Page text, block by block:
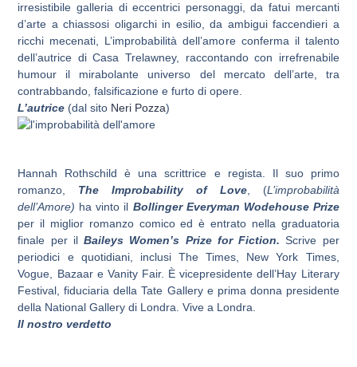
irresistibile galleria di eccentrici personaggi, da fatui mercanti
d’arte a chiassosi oligarchi in esilio, da ambigui faccendieri a
ricchi mecenati, L’improbabilità dell’amore conferma il talento
dell’autrice di Casa Trelawney, raccontando con irrefrenabile
humour il mirabolante universo del mercato dell’arte, tra
contrabbando, falsificazione e furto di opere.
L’autrice (dal sito Neri Pozza)
Hannah Rothschild è una scrittrice e regista. Il suo primo
romanzo, The Improbability of Love, (L’improbabilità
dell’Amore) ha vinto il Bollinger Everyman Wodehouse Prize
per il miglior romanzo comico ed è entrato nella graduatoria
finale per ilBaileys Women’s Prize for Fiction. Scrive per
periodici e quotidiani, inclusi The Times, New York Times,
Vogue, Bazaar e Vanity Fair. È vicepresidente dell’Hay Literary
Festival, fiduciaria della Tate Gallery e prima donna presidente
della National Gallery di Londra. Vive a Londra.
Il nostro verdetto